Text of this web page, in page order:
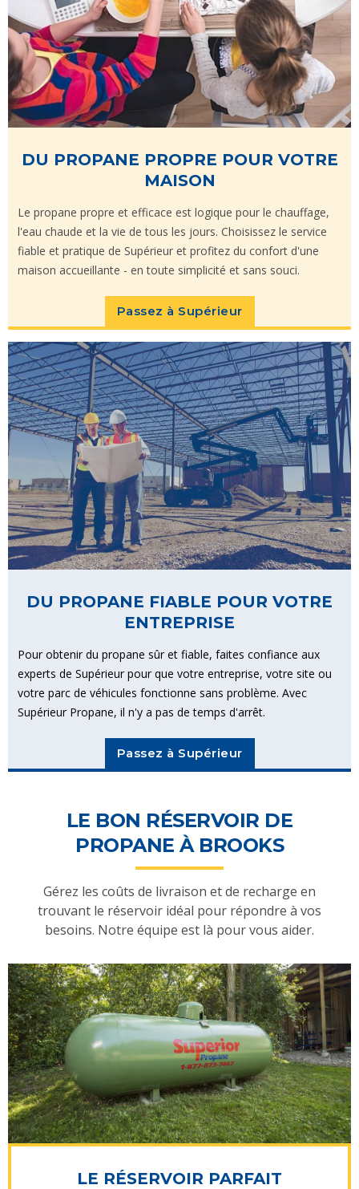
DU PROPANE PROPRE POUR VOTRE
MAISON
Le propane propre et efficace est logique pour le chauffage,
l'eau chaude et la vie de tous les jours. Choisissez le service
fiable et pratique de Supérieur et profitez du confort d'une
maison accueillante - en toute simplicité et sans souci.
Passez à Supérieur
DU PROPANE FIABLE POUR VOTRE
ENTREPRISE
Pour obtenir du propane sûr et fiable, faites confiance aux
experts de Supérieur pour que votre entreprise, votre site ou
votre parc de véhicules fonctionne sans problème. Avec
Supérieur Propane, il n'y a pas de temps d'arrêt.
Passez à Supérieur
LE BON RÉSERVOIR DE
PROPANE À BROOKS
Gérez les coûts de livraison et de recharge en
trouvant le réservoir idéal pour répondre à vos
besoins. Notre équipe est là pour vous aider.
LE RÉSERVOIR PARFAIT